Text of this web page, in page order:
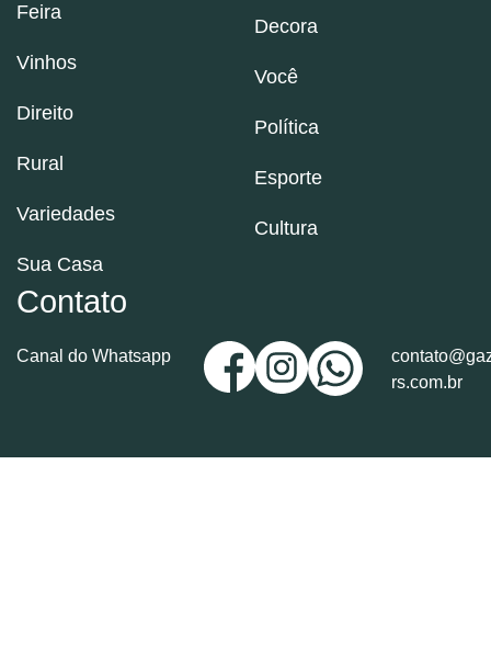
Feira
Vinhos
Direito
Rural
Variedades
Sua Casa
Decora
Você
Política
Esporte
Cultura
Contato
Canal do Whatsapp
rs.com.br